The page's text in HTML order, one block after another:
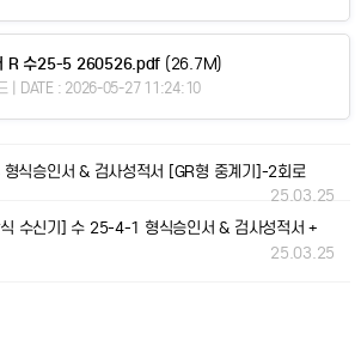
R 수25-5 260526.pdf (26.7M)
| DATE : 2026-05-27 11:24:10
식승인서 & 검사성적서 [GR형 중계기]-2회로
25.03.25
수신기] 수 25-4-1 형식승인서 & 검사성적서 +
25.03.25